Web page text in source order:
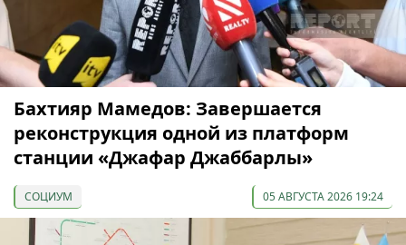
Бахтияр Мамедов: Завершается
реконструкция одной из платформ
станции «Джафар Джаббарлы»
СОЦИУМ 05 АВГУСТА 2026 19:24